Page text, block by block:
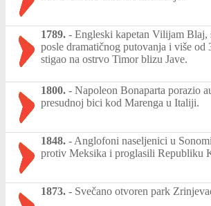
1789. - Engleski kapetan Vilijam Blaj,
posle dramatičnog putovanja i više od
stigao na ostrvo Timor blizu Jave.
1800. - Napoleon Bonaparta porazio
presudnoj bici kod Marenga u Italiji.
1848. - Anglofoni naseljenici u
protiv Meksika i proglasili Republiku
1873. - Svečano otvoren park